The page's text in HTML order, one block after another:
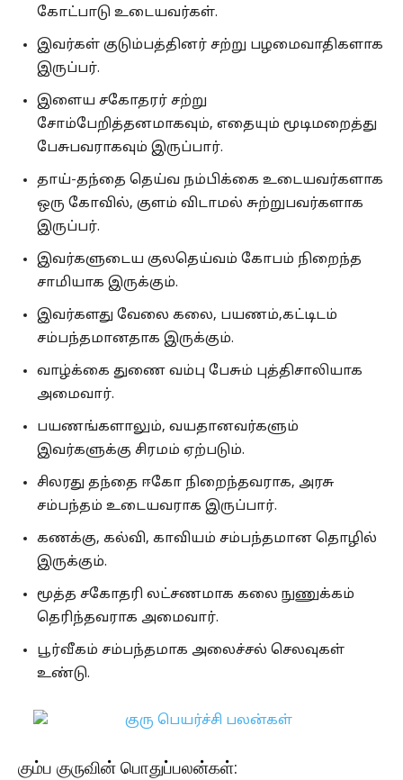
கோட்பாடு உடையவர்கள்.
இவர்கள் குடும்பத்தினர் சற்று பழமைவாதிகளாக
இருப்பர்.
இளைய சகோதரர் சற்று
சோம்பேறித்தனமாகவும், எதையும் மூடிமறைத்து
பேசுபவராகவும் இருப்பார்.
தாய்-தந்தை தெய்வ நம்பிக்கை உடையவர்களாக
ஒரு கோவில், குளம் விடாமல் சுற்றுபவர்களாக
இருப்பர்.
இவர்களுடைய குலதெய்வம் கோபம் நிறைந்த
சாமியாக இருக்கும்.
இவர்களது வேலை கலை, பயணம்,கட்டிடம்
சம்பந்தமானதாக இருக்கும்.
வாழ்க்கை துணை வம்பு பேசும் புத்திசாலியாக
அமைவார்.
பயணங்களாலும், வயதானவர்களும்
இவர்களுக்கு சிரமம் ஏற்படும்.
சிலரது தந்தை ஈகோ நிறைந்தவராக, அரசு
சம்பந்தம் உடையவராக இருப்பார்.
கணக்கு, கல்வி, காவியம் சம்பந்தமான தொழில்
இருக்கும்.
மூத்த சகோதரி லட்சணமாக கலை நுணுக்கம்
தெரிந்தவராக அமைவார்.
பூர்வீகம் சம்பந்தமாக அலைச்சல் செலவுகள்
உண்டு.
கும்ப குருவின் பொதுப்பலன்கள்: